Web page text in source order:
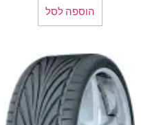
הוספה לסל